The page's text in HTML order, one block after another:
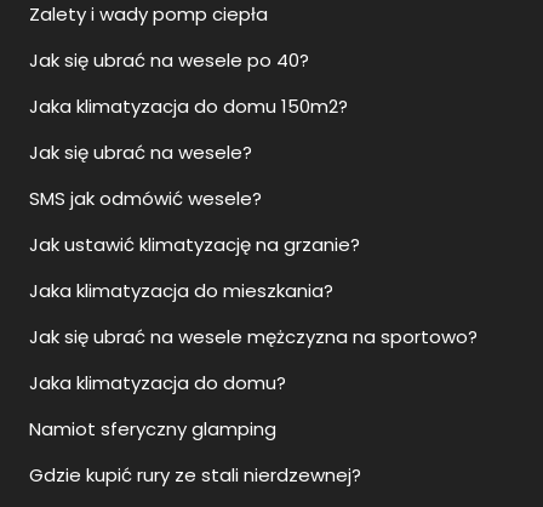
Zalety i wady pomp ciepła
Jak się ubrać na wesele po 40?
Jaka klimatyzacja do domu 150m2?
Jak się ubrać na wesele?
SMS jak odmówić wesele?
Jak ustawić klimatyzację na grzanie?
Jaka klimatyzacja do mieszkania?
Jak się ubrać na wesele mężczyzna na sportowo?
Jaka klimatyzacja do domu?
Namiot sferyczny glamping
Gdzie kupić rury ze stali nierdzewnej?